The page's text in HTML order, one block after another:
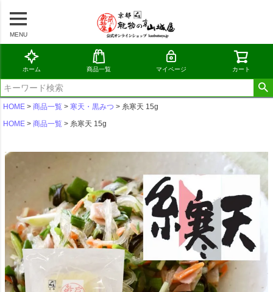
MENU
ホーム 商品一覧 マイページ カート
HOME 商品一覧 寒天・黒みつ
糸寒天 15g
HOME
商品一覧 糸寒天 15g